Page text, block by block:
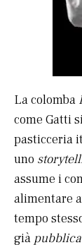
La colomba
come Gatti
pasticceria
uno
assume i
alimentare
tempo
già